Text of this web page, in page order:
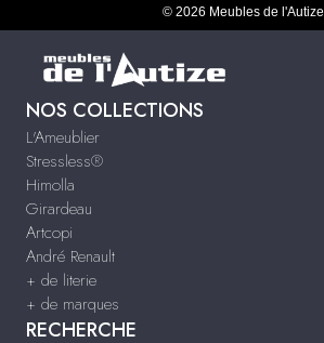
© 2026 Meubles de l'Autize
NOS COLLECTIONS
L'Ameublier
Stressless®
Himolla
Girardeau
Artcopi
André Renault
+ de literie
+ de marques
RECHERCHE